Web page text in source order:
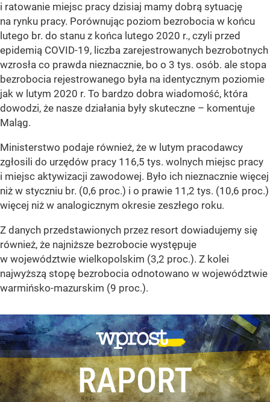
i ratowanie miejsc pracy dzisiaj mamy dobrą sytuację
na rynku pracy. Porównując poziom bezrobocia w końcu
lutego br. do stanu z końca lutego 2020 r., czyli przed
epidemią COVID-19, liczba zarejestrowanych bezrobotnych
wzrosła co prawda nieznacznie, bo o 3 tys. osób. ale stopa
bezrobocia rejestrowanego była na identycznym poziomie
jak w lutym 2020 r. To bardzo dobra wiadomość, która
dowodzi, że nasze działania były skuteczne – komentuje
Maląg.
Ministerstwo podaje również, że w lutym pracodawcy
zgłosili do urzędów pracy 116,5 tys. wolnych miejsc pracy
i miejsc aktywizacji zawodowej. Było ich nieznacznie więcej
niż w styczniu br. (0,6 proc.) i o prawie 11,2 tys. (10,6 proc.)
więcej niż w analogicznym okresie zeszłego roku.
Z danych przedstawionych przez resort dowiadujemy się
również, że najniższe bezrobocie występuje
w województwie wielkopolskim (3,2 proc.). Z kolei
najwyższą stopę bezrobocia odnotowano w województwie
warmińsko-mazurskim (9 proc.).
RAPORT